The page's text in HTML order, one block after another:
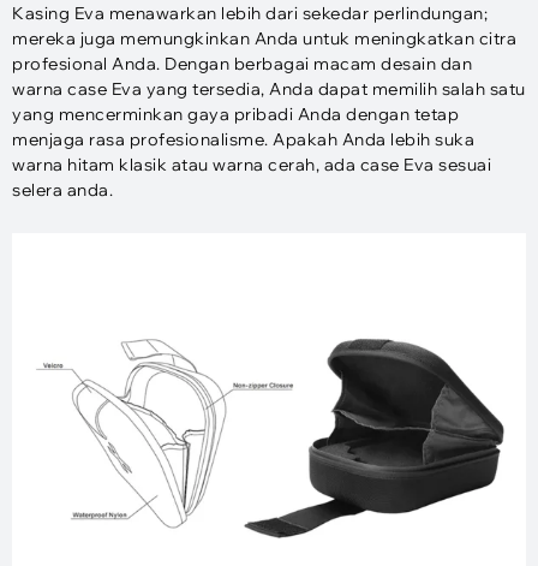
Kasing Eva menawarkan lebih dari sekedar perlindungan;
mereka juga memungkinkan Anda untuk meningkatkan citra
profesional Anda. Dengan berbagai macam desain dan
warna case Eva yang tersedia, Anda dapat memilih salah satu
yang mencerminkan gaya pribadi Anda dengan tetap
menjaga rasa profesionalisme. Apakah Anda lebih suka
warna hitam klasik atau warna cerah, ada case Eva sesuai
selera anda.